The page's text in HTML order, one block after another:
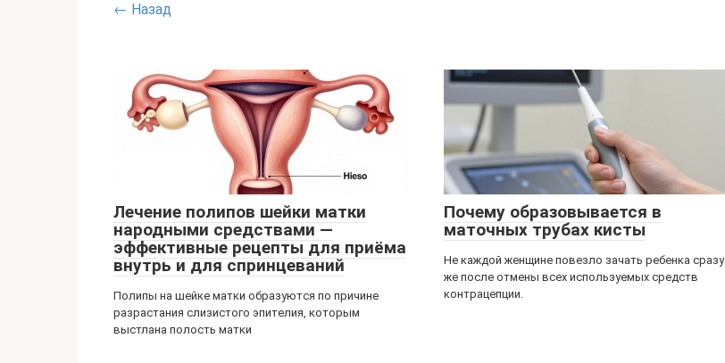
← Назад
Лечение полипов шейки матки
народными средствами —
эффективные рецепты для приёма
внутрь и для спринцеваний
Полипы на шейке матки образуются по причине
разрастания слизистого эпителия, которым
выстлана полость матки
Почему образовывается в
маточных трубах кисты
Не каждой женщине повезло зачать ребенка сразу
же после отмены всех используемых средств
контрацепции.